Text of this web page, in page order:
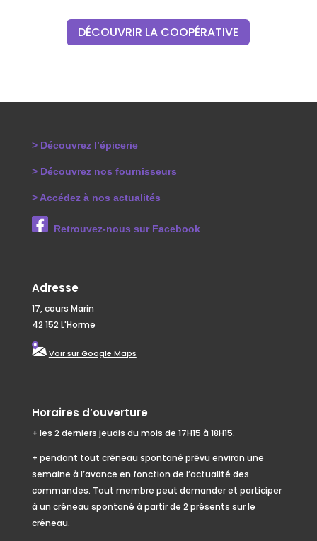
DÉCOUVRIR LA COOPÉRATIVE
> Découvrez l’épicerie
> Découvrez nos fournisseurs
> Accédez à nos actualités
Retrouvez-nous sur Facebook
Adresse
17, cours Marin
42 152 L'Horme
Voir sur Google Maps
Horaires d’ouverture
+ les 2 derniers jeudis du mois de 17H15 à 18H15.
+ pendant tout créneau spontané prévu environ une
semaine à l’avance en fonction de l’actualité des
commandes. Tout membre peut demander et participer
à un créneau spontané à partir de 2 présents sur le
créneau.